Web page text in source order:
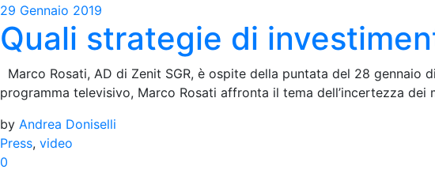
29 Gennaio 2019
Quali strategie di
Marco Rosati, AD di Zenit SGR, è ospite della puntata del 28
programma televisivo, Marco Rosati affronta il tema dell’incertezza dei
by Andrea Doniselli
Press, video
0